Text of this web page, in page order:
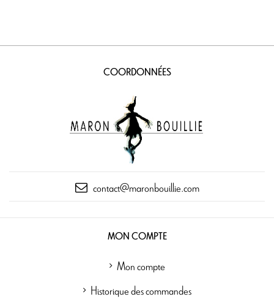
COORDONNÉES
contact@maronbouillie.com
MON COMPTE
Mon compte
Historique des commandes